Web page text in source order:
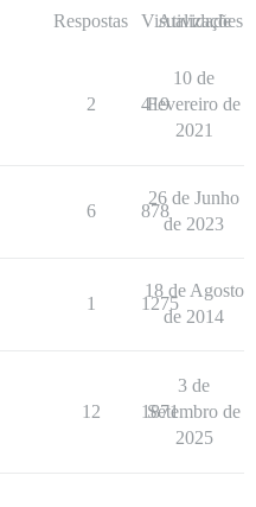
Respostas Visualizações
Atividade
2 419
10 de
Fevereiro de
2021
6 878
26 de Junho
de 2023
1 1275
18 de Agosto
de 2014
12 1871
3 de
Setembro de
2025